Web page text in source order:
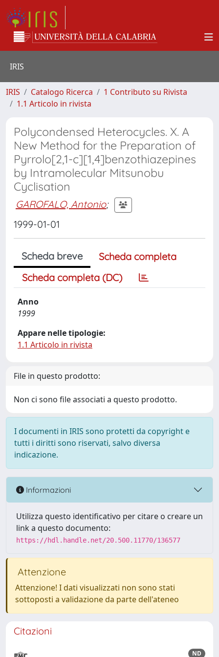
IRIS
IRIS Catalogo Ricerca
1 Contributo su Rivista
1.1 Articolo in rivista
Polycondensed Heterocycles. X. A
New Method for the Preparation of
Pyrrolo[2,1-c][1,4]benzothiazepines
by Intramolecular Mitsunobu
Cyclisation
GAROFALO, Antonio;
1999-01-01
Scheda breve
Scheda completa
Scheda completa (DC)
Anno
1999
Appare nelle tipologie:
1.1 Articolo in rivista
File in questo prodotto:
Non ci sono file associati a questo prodotto.
I documenti in IRIS sono protetti da copyright e
tutti i diritti sono riservati, salvo diversa
indicazione.
Informazioni
Utilizza questo identificativo per citare o creare un
link a questo documento:
https://hdl.handle.net/20.500.11770/136577
Attenzione
Attenzione! I dati visualizzati non sono stati
sottoposti a validazione da parte dell'ateneo
Citazioni
ND